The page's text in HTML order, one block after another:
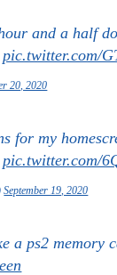
and a half
pic.twitter.com/
20, 2020
for my
pic.twitter.com/
September 19, 2020
a ps2 memory